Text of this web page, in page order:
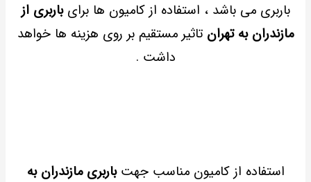
باربری می باشد ، استفاده از کامیون ها برای باربری از
مازندران به تهران تاثیر مستقیم بر روی هزینه ها خواهد
داشت .
استفاده از کامیون مناسب جهت باربری مازندران به